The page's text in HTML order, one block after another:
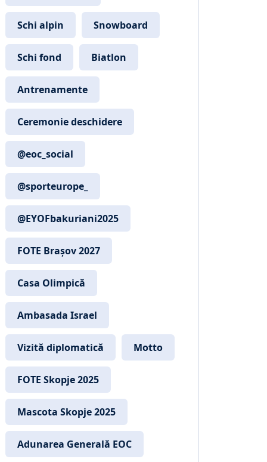
Schi alpin Snowboard
Schi fond Biatlon
Antrenamente
Ceremonie deschidere
@eoc_social
@sporteurope_
@EYOFbakuriani2025
FOTE Brașov 2027
Casa Olimpică
Ambasada Israel
Vizită diplomatică Motto
FOTE Skopje 2025
Mascota Skopje 2025
Adunarea Generală EOC